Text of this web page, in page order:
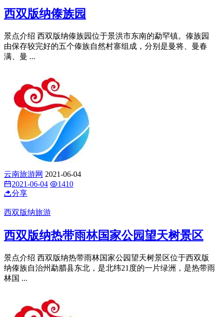
基诺山寨
景点介绍 基诺山寨位于景洪市东部基诺乡巴坡村，是基诺族
世代繁衍生息之地。基诺山，古称攸乐山,在这里不仅可以观
赏基 ...
云南旅游网 2021-06-04
2021-06-04
1394
分享